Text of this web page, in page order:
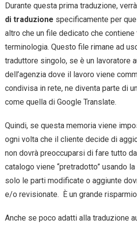
Durante questa prima traduzione,
di traduzione specificamente per
altro che un file dedicato che contiene
terminologia. Questo file rimane ad
traduttore singolo, se è un lavoratore
dell’agenzia dove il lavoro viene
condivisa in rete, ne diventa parte di
come quella di Google Translate.
Quindi, se questa memoria viene
ogni volta che il cliente decide di
non dovrà preoccuparsi di fare tutto
catalogo viene “pretradotto” usando
solo le parti modificate o aggiunte
e/o revisionate. È un grande
Anche se poco adatti alla traduzione